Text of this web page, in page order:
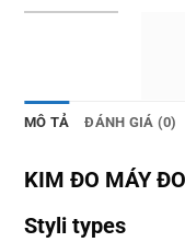
MÔ TẢ ĐÁNH GIÁ (0)
KIM ĐO MÁY
Styli types